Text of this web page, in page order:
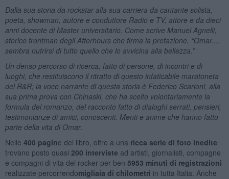
Dalla sua storia da rockstar alla sua carriera da cantante solista,
poeta, showman, autore e conduttore Radio e TV, attore e da dieci
anni docente di Master universitario. Come scrive Manuel Agnelli,
storico frontman degli Afterhours che firma la prefazione, “Omar....
sembra nutrirsi di tutto quello che lo avvicina alla bellezza.”
Un denso percorso di ricerca, fatto di persone, di incontri e di
luoghi, che restituiscono il ritratto di questo infaticabile maratoneta
del R&R; la voce narrante di questa storia è Federico Scarioni, alla
sua prima prova con Chinaski, che ha scelto volontariamente la
formula del romanzo, del racconto fatto di dialoghi serrati, pensieri,
testimonianze di amici, conoscenti. Menti e anime che hanno fatto
parte della vita di Omar.
Nelle 400 pagine del libro, oltre a una ricca serie di foto inedite
trovano posto quasi 200 interviste ad artisti, giornalisti, compagne
e compagni di vita del rocker per ben 5953 minuti di registrazioni
realizzate percorrendomigliaia di chilometri in tutta Italia. Anche